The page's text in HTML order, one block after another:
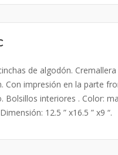
de algodón. Cremallera
Con impresión en la parte
Bolsillos interiores . Color:
12.5 ” x16.5 ” x9 “.